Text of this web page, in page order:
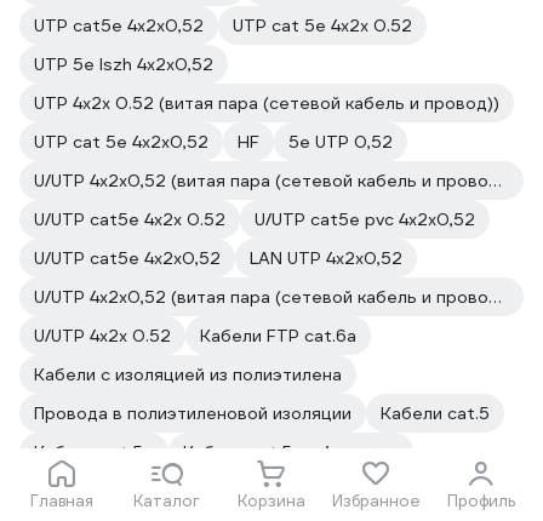
Главная Каталог Корзина Избранное Профиль
UTP cat5e 4х2х0,52
UTP cat 5e 4х2х 0.52
UTP 5e lszh 4х2х0,52
UTP 4х2х 0.52 (витая пара (сетевой кабель и провод))
UTP cat 5е 4х2х0,52
HF
5e UTP 0,52
U/UTP 4х2х0,52 (витая пара (сетевой кабель и провод))
U/UTP cat5e 4х2х 0.52
U/UTP cat5e pvc 4х2х0,52
U/UTP cat5e 4х2х0,52
LAN UTP 4х2х0,52
U/UTP 4х2х0,52 (витая пара (сетевой кабель и провод))
U/UTP 4x2x 0.52
Кабели FTP cat.6a
Кабели с изоляцией из полиэтилена
Провода в полиэтиленовой изоляции
Кабели cat.5
Кабели cat.5e
Кабели cat.5e с 4 парами
Кабели UTP cat.5e с 4 парами
Кабели витая пара